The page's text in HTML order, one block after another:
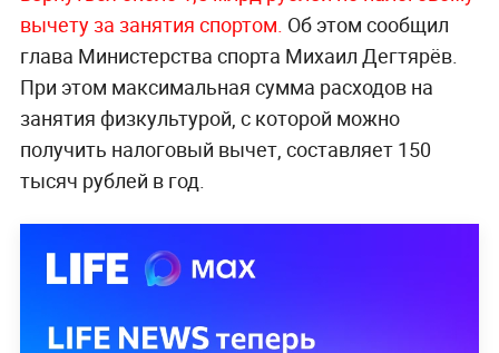
вычету за занятия спортом. Об этом сообщил
глава Министерства спорта Михаил Дегтярёв.
При этом максимальная сумма расходов на
занятия физкультурой, с которой можно
получить налоговый вычет, составляет 150
тысяч рублей в год.